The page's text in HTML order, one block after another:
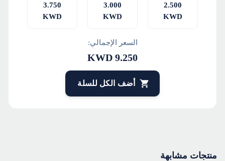
2.500
KWD
3.000
KWD
3.750
KWD
السعر الإجمالي:
9.250
أضف الكل للسلة
منتجات مشابهة